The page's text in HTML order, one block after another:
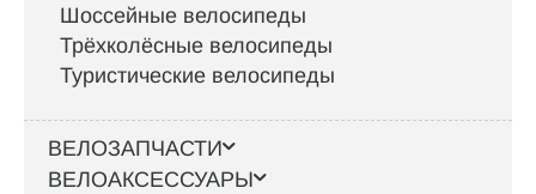
Шоссейные велосипеды
Трёхколёсные велосипеды
Туристические велосипеды
ВЕЛОЗАПЧАСТИ
ВЕЛОАКСЕССУАРЫ